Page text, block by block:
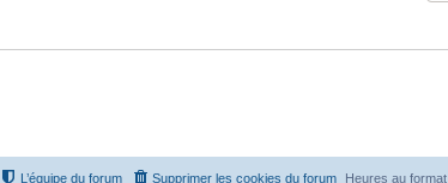
Heures au format
Supprimer les cookies du forum
L’équipe du forum